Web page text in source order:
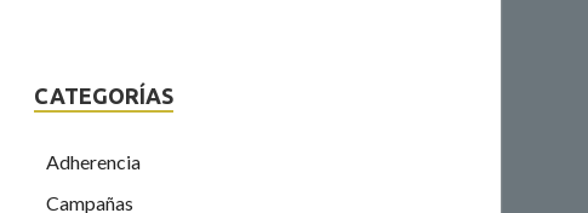
CATEGORÍAS
Adherencia
Campañas